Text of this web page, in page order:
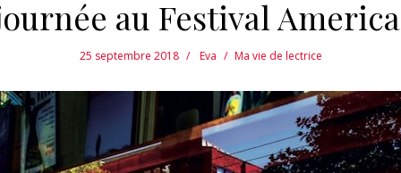
au Festival
25 septembre 2018 Eva Ma vie de lectrice